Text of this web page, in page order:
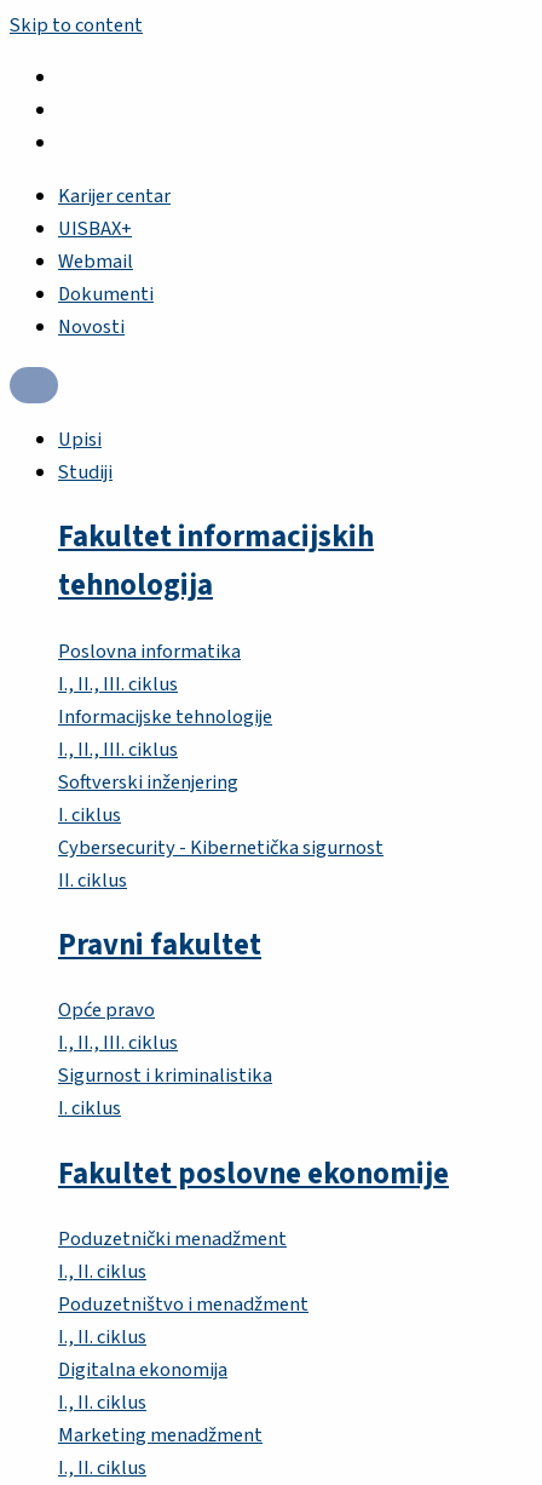
Skip to content
Karijer centar
UISBAX+
Webmail
Dokumenti
Novosti
Upisi
Studiji
Fakultet informacijskih
tehnologija
Poslovna informatika
I., II., III. ciklus
Informacijske tehnologije
I., II., III. ciklus
Softverski inženjering
I. ciklus
Cybersecurity - Kibernetička sigurnost
II. ciklus
Pravni fakultet
Opće pravo
I., II., III. ciklus
Sigurnost i kriminalistika
I. ciklus
Fakultet poslovne ekonomije
Poduzetnički menadžment
I., II. ciklus
Poduzetništvo i menadžment
I., II. ciklus
Digitalna ekonomija
I., II. ciklus
Marketing menadžment
I., II. ciklus